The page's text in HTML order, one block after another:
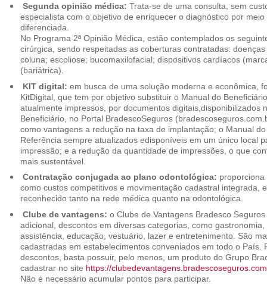
Segunda opinião médica: Trata-se de uma consulta, sem
especialista com o objetivo de enriquecer o diagnóstico por
diferenciada.
No Programa 2ª Opinião Médica, estão contemplados os
cirúrgica, sendo respeitadas as coberturas contratadas:
coluna; escoliose; bucomaxilofacial; dispositivos cardíacos
(bariátrica).
KIT digital: em busca de uma solução moderna e econômica,
KitDigital, que tem por objetivo substituir o Manual do
atualmente impressos, por documentos digitais,disponibilizados
Beneficiário, no Portal BradescoSeguros
como vantagens a redução na taxa de implantação; o Manual
Referência sempre atualizados edisponíveis em um único local
impressão; e a redução da quantidade de impressões, o que
mais sustentável.
Contratação conjugada ao plano odontológica:
como custos competitivos e movimentação cadastral integrada,
reconhecido tanto na rede médica quanto na odontológica.
Clube de vantagens: o Clube de Vantagens Bradesco
adicional, descontos em diversas categorias, como
assistência, educação, vestuário, lazer e entretenimento. São
cadastradas em estabelecimentos conveniados em todo o País.
descontos, basta possuir, pelo menos, um produto do Grupo
cadastrar no site https://
Não é necessário acumular pontos para participar.